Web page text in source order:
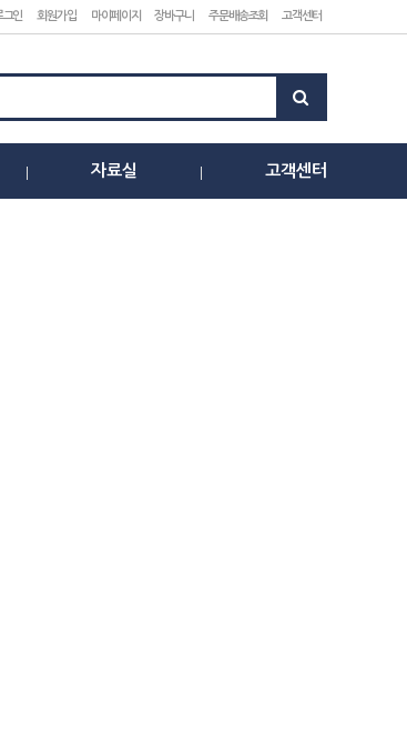
그인 회원가입 마이페이지 장바구니 주문배송조회 고객센터
자료실 고객센터